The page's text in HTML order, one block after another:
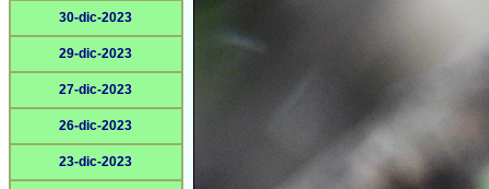
30-dic-2023
29-dic-2023
27-dic-2023
26-dic-2023
23-dic-2023